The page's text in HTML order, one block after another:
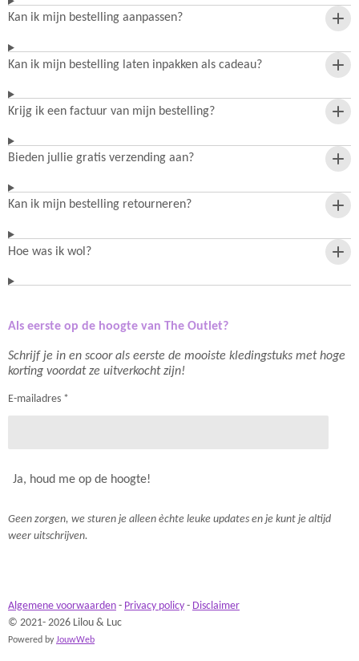
Kan ik mijn bestelling aanpassen?
Kan ik mijn bestelling laten inpakken als cadeau?
Krijg ik een factuur van mijn bestelling?
Bieden jullie gratis verzending aan?
Kan ik mijn bestelling retourneren?
Hoe was ik wol?
Als eerste op de hoogte van The Outlet?
Schrijf je in en scoor als eerste de mooiste kledingstuks met hoge
korting voordat ze uitverkocht zijn!
E-mailadres *
Ja, houd me op de hoogte!
Geen zorgen, we sturen je alleen èchte leuke updates en je kunt je altijd
weer uitschrijven.
Algemene voorwaarden - Privacy policy - Disclaimer
© 2021- 2026 Lilou & Luc
Powered byJouwWeb